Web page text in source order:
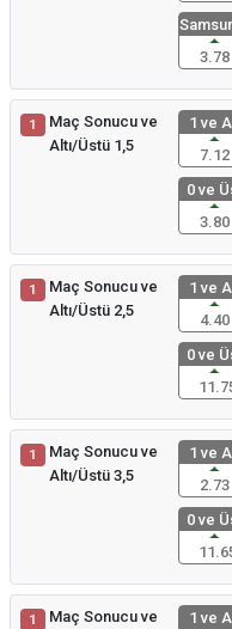
3.78
1
Maç Sonucu ve
Altı/Üstü 1,5
1 ve
7.12
0 ve
3.80
1
Maç Sonucu ve
Altı/Üstü 2,5
1 ve
4.40
0 ve
1
Maç Sonucu ve
Altı/Üstü 3,5
1 ve
2.73
0 ve
1 Maç Sonucu ve 1 ve